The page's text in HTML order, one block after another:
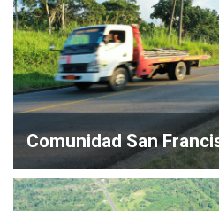
Comunidad San